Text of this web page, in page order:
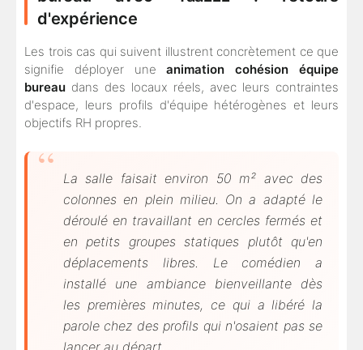
d'expérience
Les trois cas qui suivent illustrent concrètement ce que
signifie déployer uneanimation cohésion équipe
bureau dans des locaux réels, avec leurs contraintes
d'espace, leurs profils d'équipe hétérogènes et leurs
objectifs RH propres.
La salle faisait environ 50 m² avec des
colonnes en plein milieu. On a adapté le
déroulé en travaillant en cercles fermés et
en petits groupes statiques plutôt qu'en
déplacements libres. Le comédien a
installé une ambiance bienveillante dès
les premières minutes, ce qui a libéré la
parole chez des profils qui n'osaient pas se
lancer au départ.